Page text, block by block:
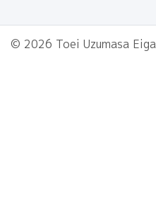
© 2026 Toei Uzumasa